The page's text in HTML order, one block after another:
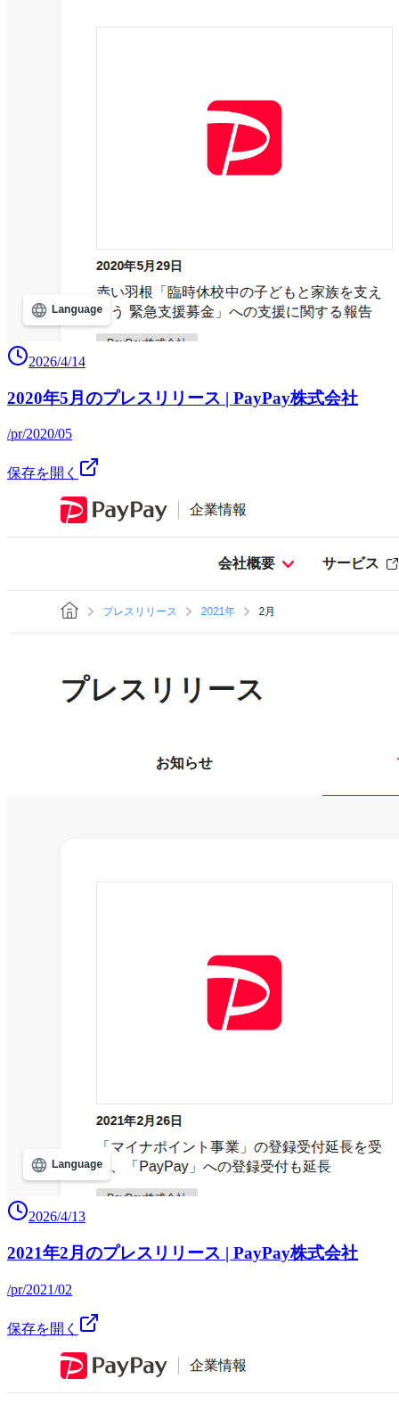
2026/4/14
2020年5月のプレスリリース | PayPay株式会社
/pr/2020/05
保存を開く
2026/4/13
2021年2月のプレスリリース | PayPay株式会社
/pr/2021/02
保存を開く